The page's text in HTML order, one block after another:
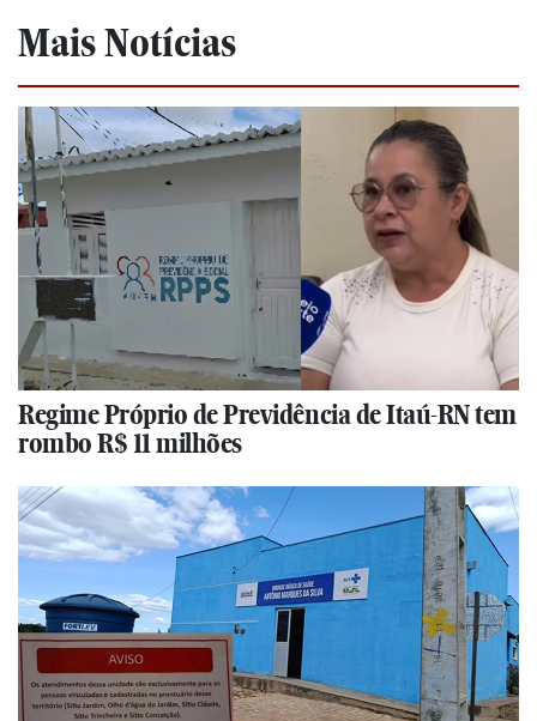
Mais Notícias
Regime Próprio de Previdência de Itaú-RN tem
rombo R$ 11 milhões